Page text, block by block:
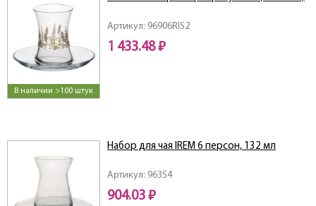
В наличии >100 штук
Артикул: 96906RIS2
1 433.48 ₽
Артикул: 96354
Набор для чая IREM 6 персон, 132 мл
904.03 ₽